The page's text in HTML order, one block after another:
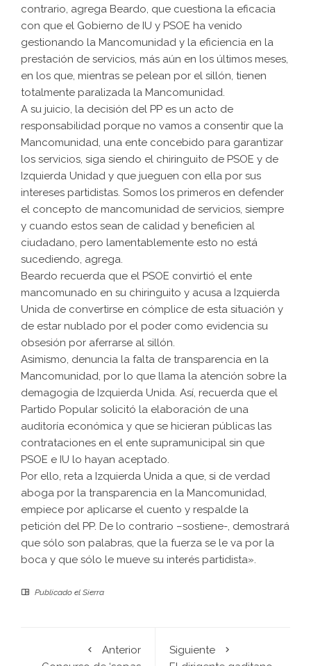
contrario, agrega Beardo, que cuestiona la eficacia
con que el Gobierno de IU y PSOE ha venido
gestionando la Mancomunidad y la eficiencia en la
prestación de servicios, más aún en los últimos meses,
en los que, mientras se pelean por el sillón, tienen
totalmente paralizada la Mancomunidad.
A su juicio, la decisión del PP es un acto de
responsabilidad porque no vamos a consentir que la
Mancomunidad, una ente concebido para garantizar
los servicios, siga siendo el chiringuito de PSOE y de
Izquierda Unidad y que jueguen con ella por sus
intereses partidistas. Somos los primeros en defender
el concepto de mancomunidad de servicios, siempre
y cuando estos sean de calidad y beneficien al
ciudadano, pero lamentablemente esto no está
sucediendo, agrega.
Beardo recuerda que el PSOE convirtió el ente
mancomunado en su chiringuito y acusa a Izquierda
Unida de convertirse en cómplice de esta situación y
de estar nublado por el poder como evidencia su
obsesión por aferrarse al sillón.
Asimismo, denuncia la falta de transparencia en la
Mancomunidad, por lo que llama la atención sobre la
demagogia de Izquierda Unida. Así, recuerda que el
Partido Popular solicitó la elaboración de una
auditoría económica y que se hicieran públicas las
contrataciones en el ente supramunicipal sin que
PSOE e IU lo hayan aceptado.
Por ello, reta a Izquierda Unida a que, si de verdad
aboga por la transparencia en la Mancomunidad,
empiece por aplicarse el cuento y respalde la
petición del PP. De lo contrario –sostiene-, demostrará
que sólo son palabras, que la fuerza se le va por la
boca y que sólo le mueve su interés partidista».
Publicado el Sierra
Anterior
Siguiente